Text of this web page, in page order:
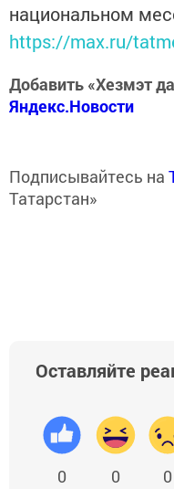
национальном
https://max.ru/
Добавить «Хезмэт
Яндекс.Новости
Подписывайтесь на
Татарстан»
Оставляйте
0 0 0